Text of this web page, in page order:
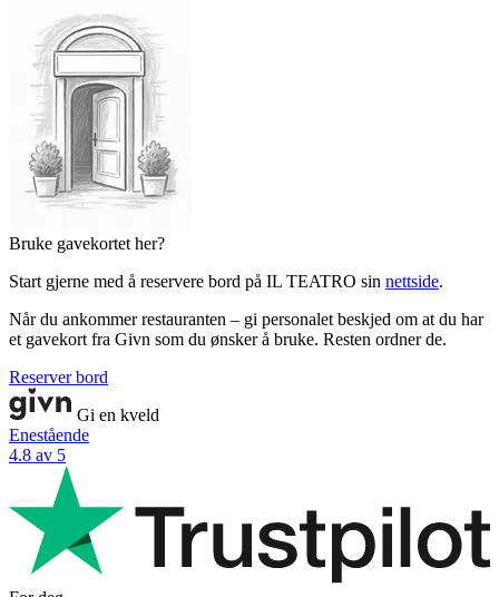
Bruke gavekortet her?
Start gjerne med å reservere bord på IL TEATRO sin nettside.
Når du ankommer restauranten – gi personalet beskjed om at du har
et gavekort fra Givn som du ønsker å bruke. Resten ordner de.
Reserver bord
Gi en kveld
Enestående
4.8 av 5